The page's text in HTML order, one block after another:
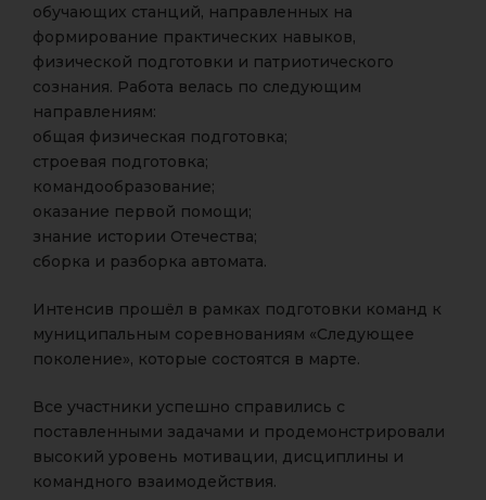
обучающих станций, направленных на
формирование практических навыков,
физической подготовки и патриотического
сознания. Работа велась по следующим
направлениям:
общая физическая подготовка;
строевая подготовка;
командообразование;
оказание первой помощи;
знание истории Отечества;
сборка и разборка автомата.
Интенсив прошёл в рамках подготовки команд к
муниципальным соревнованиям «Следующее
поколение», которые состоятся в марте.
Все участники успешно справились с
поставленными задачами и продемонстрировали
высокий уровень мотивации, дисциплины и
командного взаимодействия.